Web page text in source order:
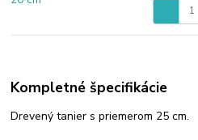
Kompletné špecifikácie
Drevený tanier s priemerom 25 cm.